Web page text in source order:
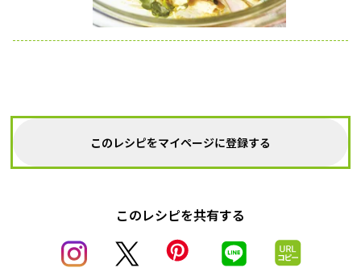
このレシピをマイページに登録する
このレシピを共有する